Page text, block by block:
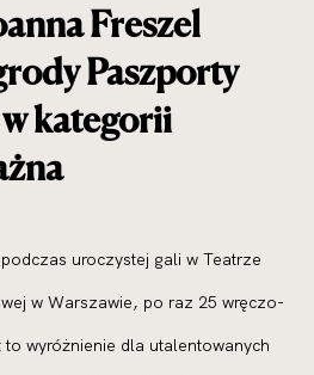
Freszel
Paszporty
kategorii
uro­czy­stej gali w Teatrze
w Warszawie, po raz 25 wrę­czo­
wyróż­nie­nie dla uta­len­to­wa­nych